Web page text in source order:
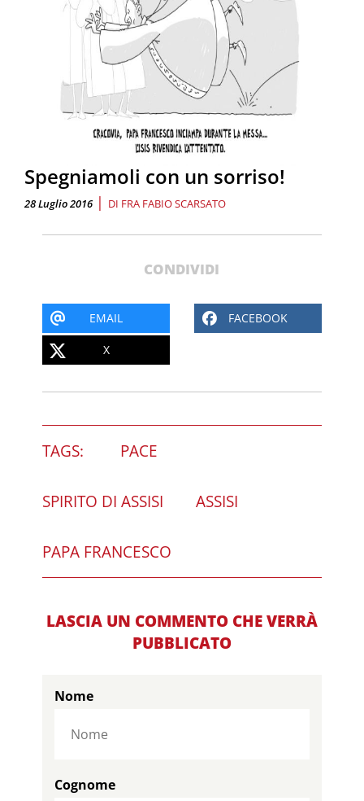
Spegniamoli con un sorriso!
28 Luglio 2016 | DI FRA FABIO SCARSATO
CONDIVIDI
EMAIL FACEBOOK
X
TAGS: PACE
SPIRITO DI ASSISI ASSISI
PAPA FRANCESCO
LASCIA UN COMMENTO CHE VERRÀ
PUBBLICATO
Nome
Cognome